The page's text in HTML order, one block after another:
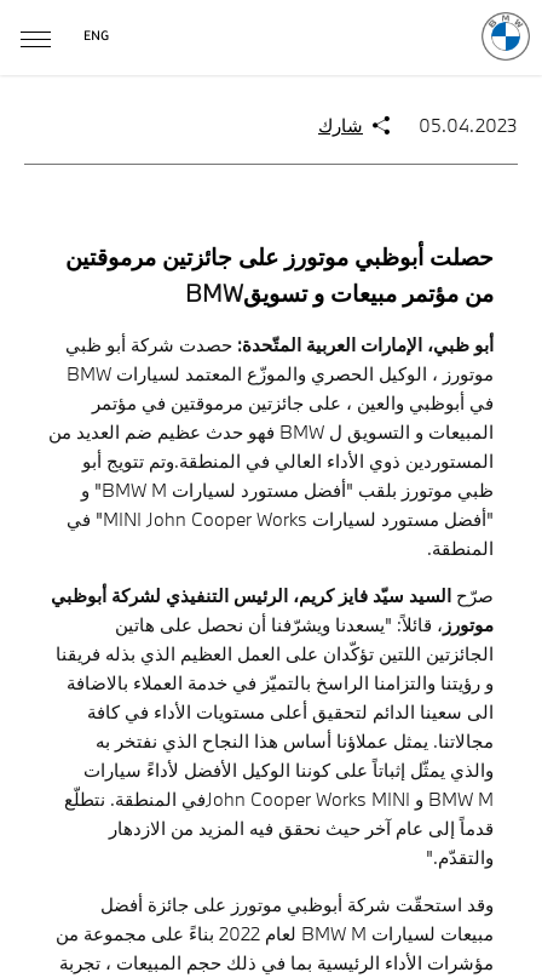
ENG
05.04.2023 شارك
حصلت أبوظبي موتورز على جائزتين مرموقتين
من مؤتمر مبيعات و تسويقBMW
أبو ظبي، الإمارات العربية المتّحدة: حصدت شركة أبو ظبي
موتورز ، الوكيل الحصري والموزّع المعتمد لسيارات BMW
في أبوظبي والعين ، على جائزتين مرموقتين في مؤتمر
المبيعات و التسويق ل BMW فهو حدث عظيم ضم العديد من
المستوردين ذوي الأداء العالي في المنطقة.وتم تتويج أبو
ظبي موتورز بلقب "أفضل مستورد لسيارات BMW M" و
"أفضل مستورد لسيارات MINI John Cooper Works" في
المنطقة.
صرّح السيد سيّد فايز كريم، الرئيس التنفيذي لشركة أبوظبي
موتورز ، قائلاً: "يسعدنا ويشرّفنا أن نحصل على هاتين
الجائزتين اللتين تؤكّدان على العمل العظيم الذي بذله فريقنا
و رؤيتنا والتزامنا الراسخ بالتميّز في خدمة العملاء بالاضافة
الى سعينا الدائم لتحقيق أعلى مستويات الأداء في كافة
مجالاتنا. يمثل عملاؤنا أساس هذا النجاح الذي نفتخر به
والذي يمثّل إثباتاً على كوننا الوكيل الأفضل لأداءً سيارات
BMW M و John Cooper Works MINIفي المنطقة. نتطلّع
قدماً إلى عام آخر حيث نحقق فيه المزيد من الازدهار
والتقدّم."
وقد استحقّت شركة أبوظبي موتورز على جائزة أفضل
مبيعات لسيارات BMW M لعام 2022 بناءً على مجموعة من
مؤشرات الأداء الرئيسية بما في ذلك حجم المبيعات ، تجربة